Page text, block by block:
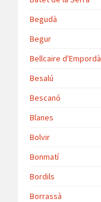
Begudà
Begur
Bellcaire d'Empordà
Besalú
Bescanó
Blanes
Bolvir
Bonmatí
Bordils
Borrassà